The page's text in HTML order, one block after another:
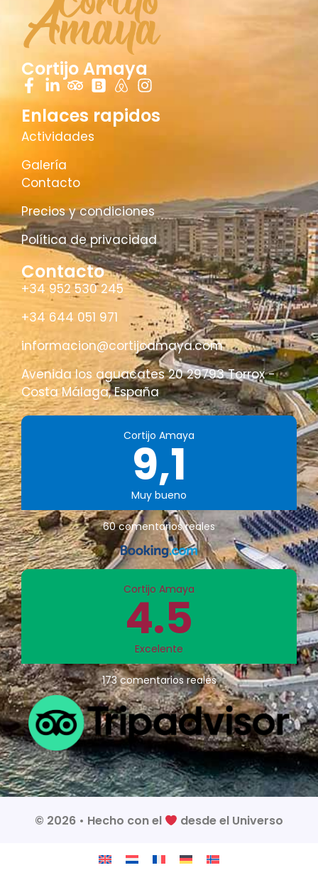
Cortijo Amaya
Enlaces rapidos
Actividades
Galería
Contacto
Precios y condiciones
Política de privacidad
Contacto
+34 952 530 245
+34 644 051 971
informacion@cortijoamaya.com
Avenida los aguacates 20 29793 Torrox -
Costa Málaga, España
Cortijo Amaya
9,1
Muy bueno
60 comentarios reales
Cortijo Amaya
4.5
Excelente
173 comentarios reales
© 2026 • Hecho con el desde el Universo